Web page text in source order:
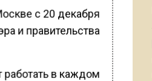
с 20 декабря
и правительства
в каждом